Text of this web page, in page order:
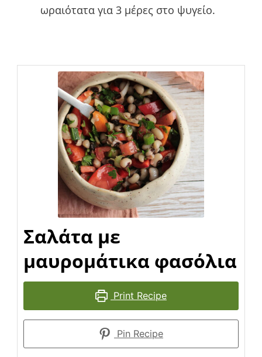
ωραιότατα για 3 μέρες στο ψυγείο.
Σαλάτα με
μαυρομάτικα φασόλια
Print Recipe
Pin Recipe